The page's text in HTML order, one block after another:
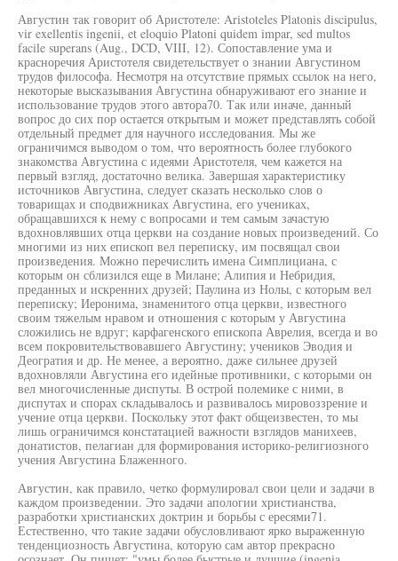
Августин так говорит об Аристотеле: Aristoteles Platonis discipulus,
vir exellentis ingenii, et eloquio Platoni quidem impar, sed multos
facile superans (Aug., DCD, VIII, 12). Сопоставление ума и
красноречия Аристотеля свидетельствует о знании Августином
трудов философа. Несмотря на отсутствие прямых ссылок на него,
некоторые высказывания Августина обнаруживают его знание и
использование трудов этого автора70. Так или иначе, данный
вопрос до сих пор остается открытым и может представлять собой
отдельный предмет для научного исследования. Мы же
ограничимся выводом о том, что вероятность более глубокого
знакомства Августина с идеями Аристотеля, чем кажется на
первый взгляд, достаточно велика. Завершая характеристику
источников Августина, следует сказать несколько слов о
товарищах и сподвижниках Августина, его учениках,
обращавшихся к нему с вопросами и тем самым зачастую
вдохновлявших отца церкви на создание новых произведений. Со
многими из них епископ вел переписку, им посвящал свои
произведения. Можно перечислить имена Симплициана, с
которым он сблизился еще в Милане; Алипия и Небридия,
преданных и искренних друзей; Паулина из Нолы, с которым вел
переписку; Иеронима, знаменитого отца церкви, известного
своим тяжелым нравом и отношения с которым у Августина
сложились не вдруг; карфагенского епископа Аврелия, всегда и во
всем покровительствовавшего Августину; учеников Эводия и
Деогратия и др. Не менее, а вероятно, даже сильнее друзей
вдохновляли Августина его идейные противники, с которыми он
вел многочисленные диспуты. В острой полемике с ними, в
диспутах и спорах складывалось и развивалось мировоззрение и
учение отца церкви. Поскольку этот факт общеизвестен, то мы
лишь ограничимся констатацией важности взглядов манихеев,
донатистов, пелагиан для формирования историко-религиозного
учения Августина Блаженного.
Августин, как правило, четко формулировал свои цели и задачи в
каждом произведении. Это задачи апологии христианства,
разработки христианских доктрин и борьбы с ересями71.
Естественно, что такие задачи обусловливают ярко выраженную
тенденциозность Августина, которую сам автор прекрасно